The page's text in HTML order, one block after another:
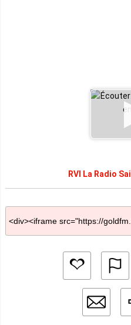
RVI La Radio